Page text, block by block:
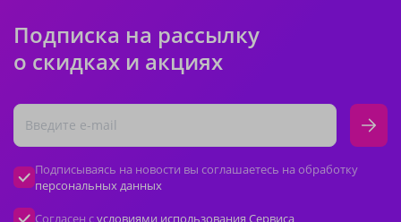
Подписка на рассылку
о скидках и акциях
Подписываясь на новости вы соглашаетесь на обработку
персональных данных
Согласен сусловиями использования Сервиса